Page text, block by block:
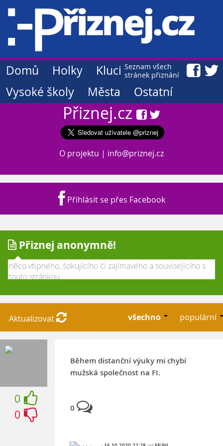
Seznam všech
stránek přiznání
Domů Holky
Kluci
Vysoké školy
Města Ostatní
Přiznej.cz
O projektu | info@priznej.cz
Přihlásit se přes Facebook
Přiznej anonymně!
Aktualizovat všechno populární
0
0
Během distanční výuky mi chybí
mužská společnost na FI.
0